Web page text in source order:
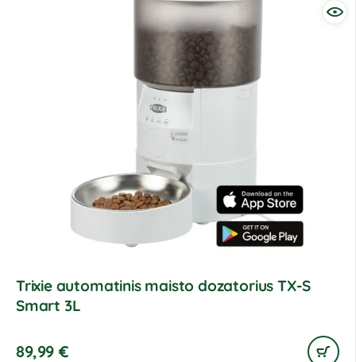
Trixie automatinis maisto dozatorius TX-S
Smart 3L
89,99 €